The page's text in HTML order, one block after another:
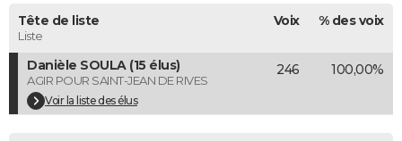
Dictionnaire
Biographies
Citations
Expressions
Proverbes
PROGRAMME TV
COPAINS D'AVANT
S'inscrire
Se connecter
Lycées
Collèges
Primaires
Universités
Entreprises
Service militaire
Avis de recherche
AVIS DE DÉCÈS
Tête de liste
Liste
Voix % des voix
Danièle SOULA (15 élus)
AGIR POUR SAINT-JEAN DE RIVES
Voir la liste des élus
246 100,00%